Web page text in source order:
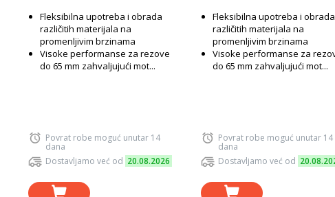
Fleksibilna upotreba i obrada
različitih materijala na
promenljivim brzinama
Visoke performanse za rezove
do 65 mm zahvaljujući mot...
Povrat robe moguć unutar 14
dana
Dostavljamo već od 20.08.2026
Fleksibilna upotreba i obrada
različitih materijala na
promenljivim brzinama
Visoke performanse za
do 65 mm zahvaljujući mot...
Povrat robe moguć unutar 14
dana
Dostavljamo već od